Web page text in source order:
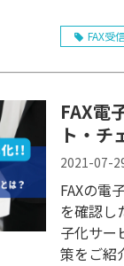
FAX受
FAX電
ト・チ
2021-07-
FAXの電
を確認し
子化サー
策をご紹